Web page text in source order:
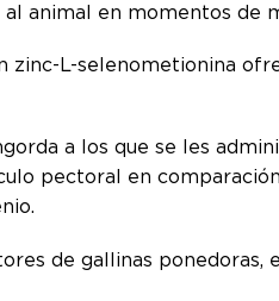
al animal en momentos de
zinc-L-selenometionina
a los que se les
pectoral en
de gallinas